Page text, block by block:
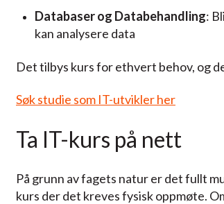
Databaser og Databehandling:
kan analysere data
Det tilbys kurs for ethvert behov, og
Søk studie som IT-utvikler her
Ta IT-kurs på nett
På grunn av fagets natur er det fullt
kurs der det kreves fysisk oppmøte.